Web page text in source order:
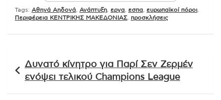
Tags: Αθηνά Αηδονά Ανάπτυξη εργα εσπα ευρωπαϊκοί πόροι
Περιφέρεια ΚΕΝΤΡΙΚΗΣ ΜΑΚΕΔΟΝΙΑΣ
προσκλήσεις
άρθρων
Δυνατό κίνητρο για Παρί Σεν Ζερμέν
ενόψει τελικού Champions League